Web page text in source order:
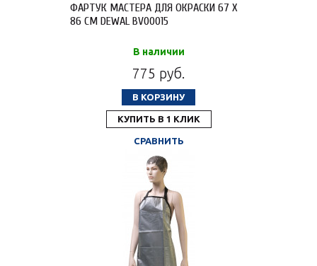
ФАРТУК МАСТЕРА ДЛЯ ОКРАСКИ 67 Х
86 СМ DEWAL BV00015
В наличии
775 руб.
В КОРЗИНУ
КУПИТЬ В 1 КЛИК
СРАВНИТЬ